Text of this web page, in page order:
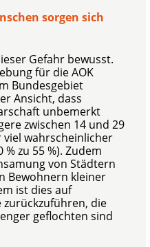
sorgen sich
Gefahr bewusst.
für die AOK
Bundesgebiet
Ansicht, dass
unbemerkt
zwischen 14 und 29
viel wahrscheinlicher
zu 55 %). Zudem
von Städtern
Bewohnern kleiner
ist dies auf
die
geflochten sind